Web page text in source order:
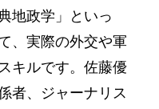
地政学」といっ
、実際の外交や軍
キルです。佐藤優
者、ジャーナリス